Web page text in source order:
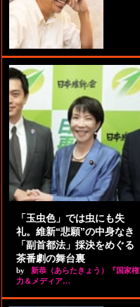
「玉虫色」では虫にも失
礼。維新“悲願”の中身なき
「副首都法」採決をめぐる
茶番劇の舞台裏
by
新恭（あらたきょう）『国家権
力＆メディア…